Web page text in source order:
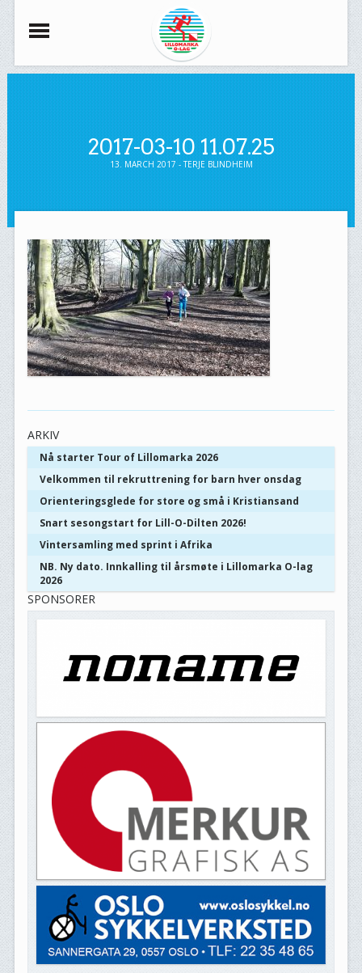
2017-03-10 11.07.25
13. MARCH 2017 - TERJE BLINDHEIM
ARKIV
Nå starter Tour of Lillomarka 2026
Velkommen til rekruttrening for barn hver onsdag
Orienteringsglede for store og små i Kristiansand
Snart sesongstart for Lill-O-Dilten 2026!
Vintersamling med sprint i Afrika
NB. Ny dato. Innkalling til årsmøte i Lillomarka O-lag
2026
SPONSORER